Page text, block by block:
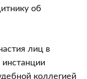
об
лиц в
инстанции
коллегией